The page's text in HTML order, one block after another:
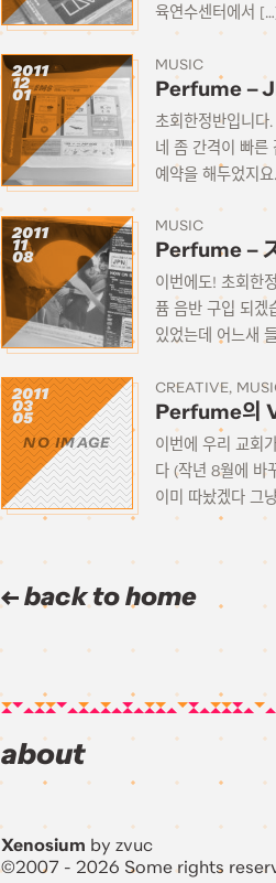
육연수센터에서
2011
12
01
MUSIC
Perfume –
초회한정반입니
네 좀 간격이 빠른
예약을 해두었지
2011
11
08
MUSIC
Perfume –
이번에도! 초회한
퓸 음반 구입 되겠
있었는데 어느새
NO IMAGE
2011
03
05
CREATIVE
Perfume의
이번에 우리 교회
다 (작년 8월에 바
이미 따놨겠다 그
back to home
about
Xenosium by zvuc
©2007 - 2026 Some rights